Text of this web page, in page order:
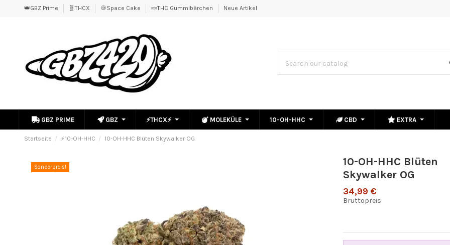
👑GBZ Prime 🧬THCX 🍪Space Cake 🍬THC Gummibärchen Neue Artikel
GBZ PRIME GBZ ⚡THCX⚡ MOLEKÜLE 10-OH-HHC CBD EXTRA
Startseite ⚡10-OH-HHC 10-OH-HHC Blüten Skywalker OG
Sonderpreis!
10-OH-HHC Blüten
Skywalker OG
34,99 €
Bruttopreis